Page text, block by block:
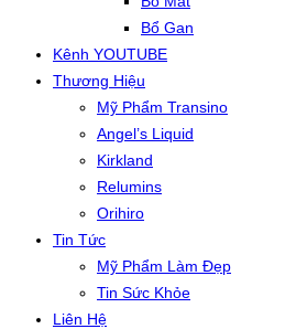
Bổ Gan
Kênh YOUTUBE
Thương Hiệu
Mỹ Phẩm Transino
Angel’s Liquid
Kirkland
Relumins
Orihiro
Tin Tức
Mỹ Phẩm Làm Đẹp
Tin Sức Khỏe
Liên Hệ